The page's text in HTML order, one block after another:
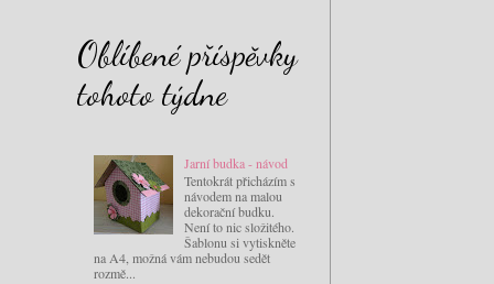
Oblíbené příspěvky
tohoto týdne
Jarní budka - návod
Tentokrát přicházím s
návodem na malou
dekorační budku.
Není to nic složitého.
Šablonu si vytiskněte
na A4, možná vám nebudou sedět
rozmě...